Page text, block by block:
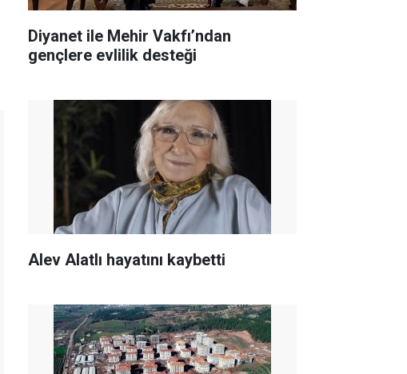
Diyanet ile Mehir Vakfı’ndan
gençlere evlilik desteği
Alev Alatlı hayatını kaybetti